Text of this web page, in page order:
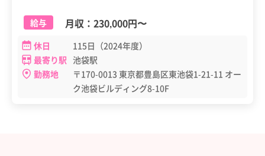
給与 月収： 230,000円〜
休日
115日（2024年度）
最寄り駅 池袋駅
勤務地
〒170-0013 東京都豊島区東池袋1-21-11 オー
ク池袋ビルディング8-10F